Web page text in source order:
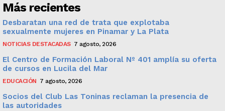
Más recientes
Desbaratan una red de trata que explotaba
sexualmente mujeres en Pinamar y La Plata
NOTICIAS DESTACADAS 7 agosto, 2026
El Centro de Formación Laboral Nº 401 amplía su oferta
de cursos en Lucila del Mar
EDUCACIÓN 7 agosto, 2026
Socios del Club Las Toninas reclaman la presencia de
las autoridades